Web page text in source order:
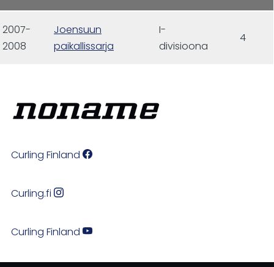
2007-
2008
Joensuun
paikallissarja
I-
divisioona
4
Curling Finland
Curling.fi
Curling Finland